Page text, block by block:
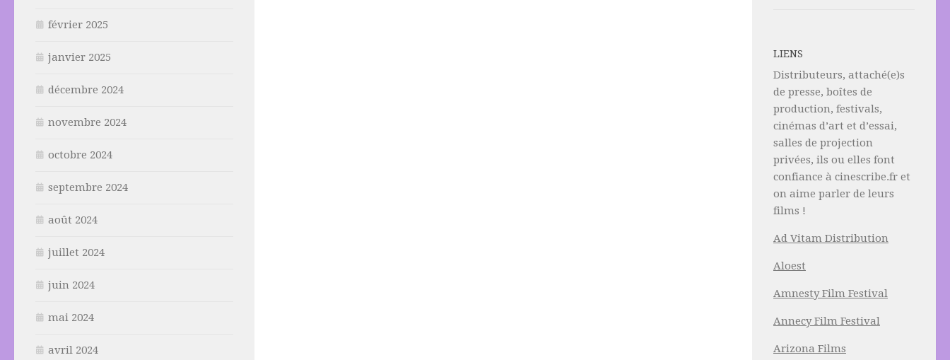
février 2025
janvier 2025
décembre 2024
novembre 2024
octobre 2024
septembre 2024
août 2024
juillet 2024
juin 2024
mai 2024
avril 2024
LIENS
Distributeurs, attaché(e)s
de presse, boîtes de
production, festivals,
cinémas d’art et d’essai,
salles de projection
privées, ils ou elles font
confiance à cinescribe.fr et
on aime parler de leurs
films !
Ad Vitam Distribution
Aloest
Amnesty Film Festival
Annecy Film Festival
Arizona Films